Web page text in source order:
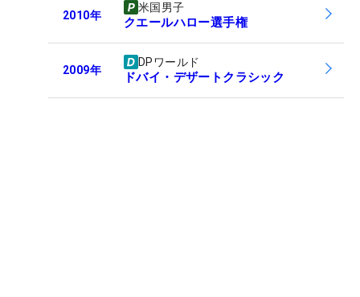
2010年
米国男子
クエールハロー選手権
2009年
DPワールド
ドバイ・デザートクラシック